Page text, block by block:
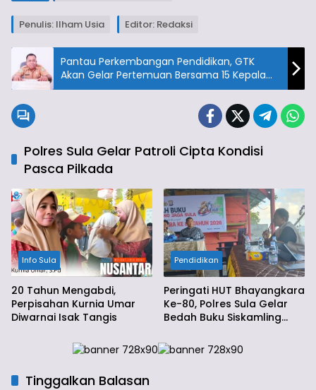
Penulis: Ilham Usia Editor: Redaksi
Pantau Perkembangan Pendidikan, GTK
Akan Gelar Pertemuan Bersama 15 Kepala
Sekolah Yang Baru Dilantik
Polres Sula Gelar Patroli Cipta Kondisi
Pasca Pilkada
Info Sula
20 Tahun Mengabdi,
Perpisahan Kurnia Umar
Diwarnai Isak Tangis
Pendidikan
Peringati HUT Bhayangkara
Ke-80, Polres Sula Gelar
Bedah Buku Siskamling
Tinggalkan Balasan